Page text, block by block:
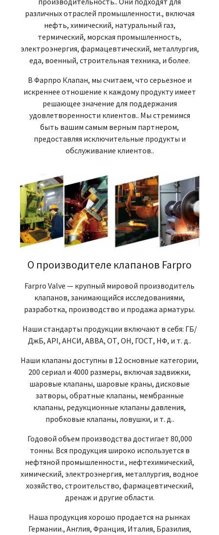
различных отраслей промышленности., включая
нефть, химический, натуральный газ,
термический, морская промышленность,
электроэнергия, фармацевтический, металлургия,
еда, военный, строительная техника, и более.
В Фарпро Клапан, мы считаем, что серьезное и
искреннее отношение к каждому продукту имеет
решающее значение для поддержания
удовлетворенности клиентов.. Мы стремимся
быть вашим самым верным партнером,
предоставляя исключительные продукты и
обслуживание клиентов..
О производителе клапанов Farpro
Farpro Valve — крупный мировой производитель
клапанов, занимающийся исследованиями,
разработка, производство и продажа арматуры.
Наши стандарты продукции включают в себя: ГБ/
ДжБ, API, АНСИ, АВВА, ОТ, ОН, ГОСТ, НФ, и т. д..
Наши клапаны доступны в 12 основные категории,
200 сериал и 4000 размеры, включая задвижки,
шаровые клапаны, шаровые краны, дисковые
затворы, обратные клапаны, мембранные
клапаны, редукционные клапаны давления,
пробковые клапаны, ловушки, и т. д..
Годовой объем производства достигает 80,000
тонны. Вся продукция широко используется в
нефтяной промышленности., нефтехимический,
химический, электроэнергия, металлургия, водное
хозяйство, строительство, фармацевтический,
дренаж и другие области.
Наша продукция хорошо продается на рынках
Германии., Англия, Франция, Италия, Бразилия,